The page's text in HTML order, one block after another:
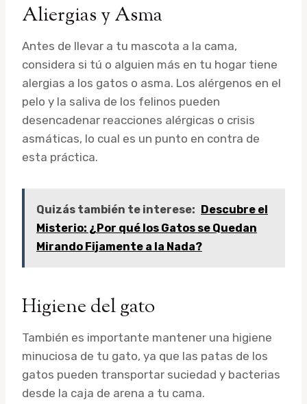
Aliergias y Asma
Antes de llevar a tu mascota a la cama,
considera si tú o alguien más en tu hogar tiene
alergias a los gatos o asma. Los alérgenos en el
pelo y la saliva de los felinos pueden
desencadenar reacciones alérgicas o crisis
asmáticas, lo cual es un punto en contra de
esta práctica.
Quizás también te interese: Descubre el
Misterio: ¿Por qué los Gatos se Quedan
Mirando Fijamente a la Nada?
Higiene del gato
También es importante mantener una higiene
minuciosa de tu gato, ya que las patas de los
gatos pueden transportar suciedad y bacterias
desde la caja de arena a tu cama.